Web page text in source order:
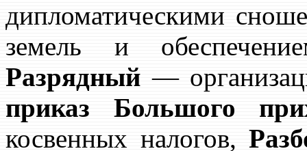
дипломатическими
земель и
Разрядный —
приказ Большого
косвенных налогов,